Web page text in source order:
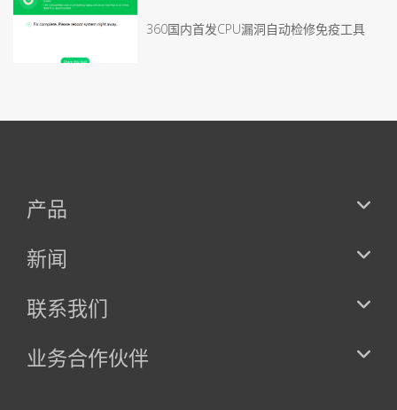
360国内首发CPU漏洞自动检修免疫工具
产品
新闻
联系我们
业务合作伙伴